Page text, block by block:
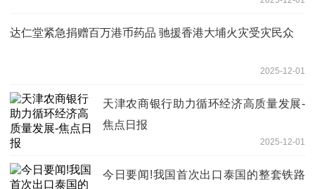
达仁堂紧急捐赠百万港币药品 驰援香港大埔火灾受灾民众
2025-12-01
天津农商银行助力循环经济高质量发展-
焦点日报
2025-12-01
今日要闻!我国首次出口泰国的整套铁路